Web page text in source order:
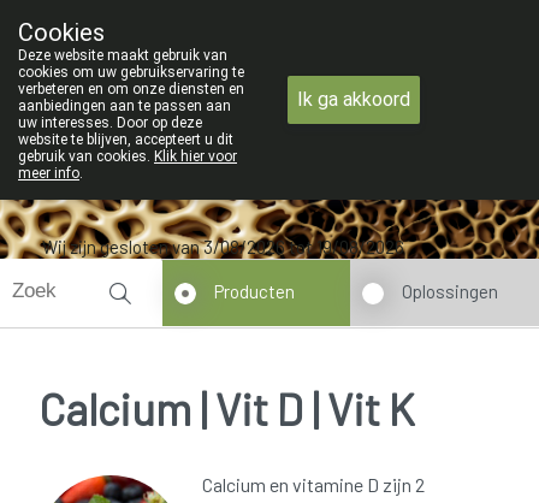
09 228 32 36
Wij zijn gesloten van 3/08/2026 tot 19/08/2026
Producten Oplossingen
Calcium | Vit D | Vit K
Calcium en vitamine D zijn 2
Cookies
Deze website maakt gebruik van
cookies om uw gebruikservaring te
verbeteren en om onze diensten en
aanbiedingen aan te passen aan
uw interesses. Door op deze
website te blijven, accepteert u dit
gebruik van cookies. Klik hier voor
meer info.
Ik ga akkoord